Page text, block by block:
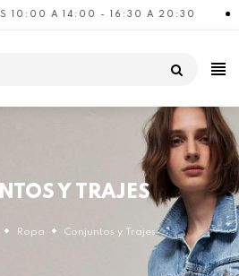
10:00 A 14:00 - 16:30 A 20:30
Y TRAJES
Ropa Conjuntos y Trajes